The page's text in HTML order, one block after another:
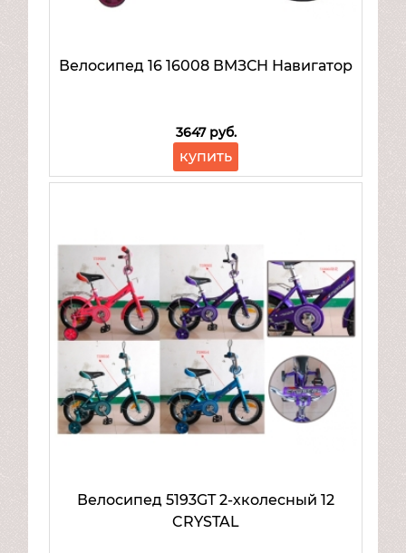
Велосипед 16 16008 ВМЗСН Навигатор
3647 руб.
купить
Велосипед 5193GT 2-хколесный 12
CRYSTAL